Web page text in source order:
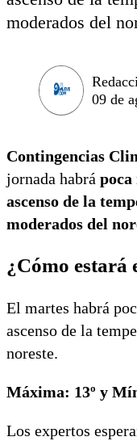
moderados del
09 de
Contingencias
jornada habrá poca
ascenso de la
moderados del
¿Cómo estará
El martes habrá
ascenso de la
noreste.
Máxima: 13º y
Los expertos